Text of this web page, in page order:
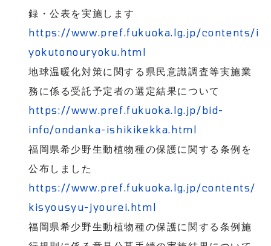
録・公表を実施します
https://www.pref.fukuoka.lg.jp/contents/i
yokutonouryoku.html
地球温暖化対策に関する県民意識調査等実施業
務に係る受託予定者の選定結果について
https://www.pref.fukuoka.lg.jp/bid-
info/ondanka-ishikikekka.html
福岡県希少野生動植物種の保護に関する条例を
公布しました
https://www.pref.fukuoka.lg.jp/contents/
kisyousyu-jyourei.html
福岡県希少野生動植物種の保護に関する条例施